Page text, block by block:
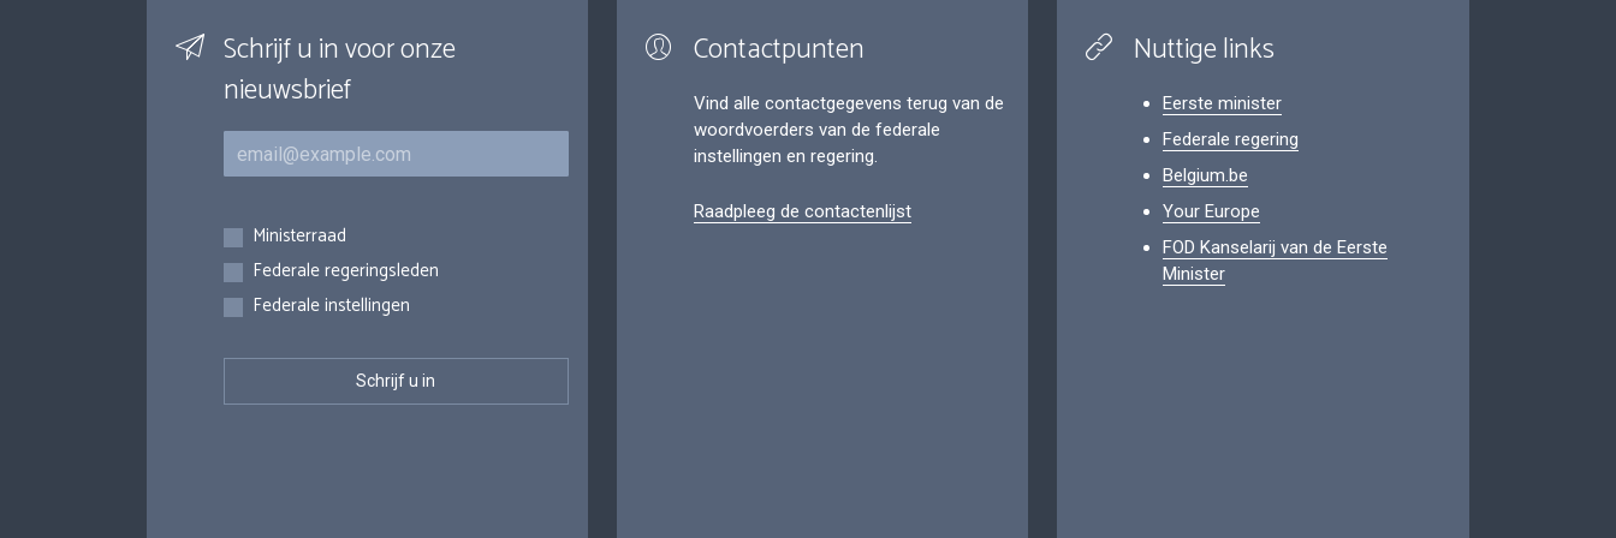
Schrijf u in voor onze
nieuwsbrief
E-mail
Inschrijvingen
Ministerraad
Federale regeringsleden
Federale instellingen
Contactpunten
Vind alle contactgegevens terug van de
woordvoerders van de federale
instellingen en regering.
Raadpleeg de contactenlijst
Nuttige links
Eerste minister
Federale regering
Belgium.be
Your Europe
FOD Kanselarij van de Eerste
Minister